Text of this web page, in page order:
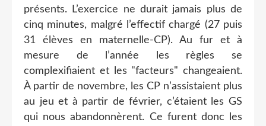
présents. L’exercice ne durait jamais plus de
cinq minutes, malgré l’effectif chargé (27 puis
31 élèves en maternelle-CP). Au fur et à
mesure de l’année les règles se
complexifiaient et les "facteurs" changeaient.
À partir de novembre, les CP n’assistaient plus
au jeu et à partir de février, c’étaient les GS
qui nous abandonnèrent. Ce furent donc les